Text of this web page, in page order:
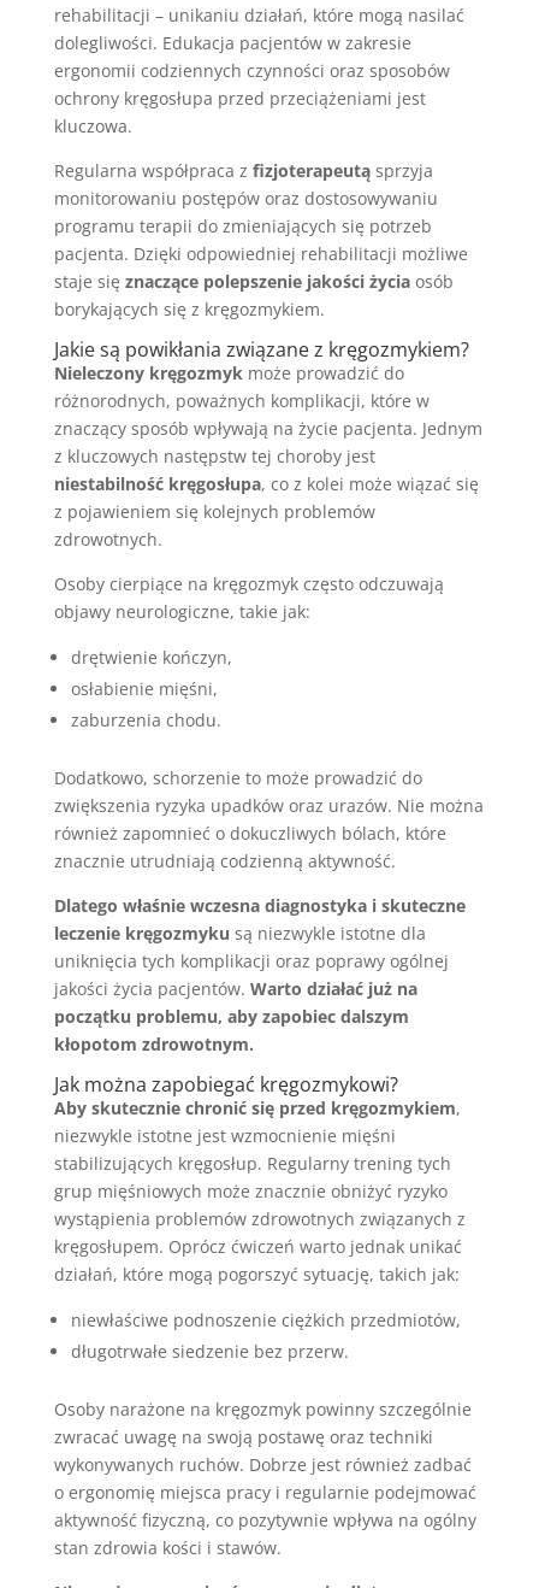
rehabilitacji – unikaniu działań, które mogą nasilać
dolegliwości. Edukacja pacjentów w zakresie
ergonomii codziennych czynności oraz sposobów
ochrony kręgosłupa przed przeciążeniami jest
kluczowa.
Regularna współpraca z fizjoterapeutąsprzyja
monitorowaniu postępów oraz dostosowywaniu
programu terapii do zmieniających się potrzeb
pacjenta. Dzięki odpowiedniej rehabilitacji możliwe
staje się znaczące polepszenie jakości życiaosób
borykających się z kręgozmykiem.
Jakie są powikłania związane z kręgozmykiem?
Nieleczony kręgozmykmoże prowadzić do
różnorodnych, poważnych komplikacji, które w
znaczący sposób wpływają na życie pacjenta. Jednym
z kluczowych następstw tej choroby jest
niestabilność kręgosłupa, co z kolei może wiązać się
z pojawieniem się kolejnych problemów
zdrowotnych.
Osoby cierpiące na kręgozmyk często odczuwają
objawy neurologiczne, takie jak:
drętwienie kończyn,
osłabienie mięśni,
zaburzenia chodu.
Dodatkowo, schorzenie to może prowadzić do
zwiększenia ryzyka upadków oraz urazów. Nie można
również zapomnieć o dokuczliwych bólach, które
znacznie utrudniają codzienną aktywność.
Dlatego właśnie wczesna diagnostyka i skuteczne
leczenie kręgozmyku są niezwykle istotne dla
uniknięcia tych komplikacji oraz poprawy ogólnej
jakości życia pacjentów. Warto działać już na
początku problemu, aby zapobiec dalszym
kłopotom zdrowotnym.
Jak można zapobiegać kręgozmykowi?
Aby skutecznie chronić się przed kręgozmykiem,
niezwykle istotne jest wzmocnienie mięśni
stabilizujących kręgosłup. Regularny trening tych
grup mięśniowych może znacznie obniżyć ryzyko
wystąpienia problemów zdrowotnych związanych z
kręgosłupem. Oprócz ćwiczeń warto jednak unikać
działań, które mogą pogorszyć sytuację, takich jak:
niewłaściwe podnoszenie ciężkich przedmiotów,
długotrwałe siedzenie bez przerw.
Osoby narażone na kręgozmyk powinny szczególnie
zwracać uwagę na swoją postawę oraz techniki
wykonywanych ruchów. Dobrze jest również zadbać
o ergonomię miejsca pracy i regularnie podejmować
aktywność fizyczną, co pozytywnie wpływa na ogólny
stan zdrowia kości i stawów.